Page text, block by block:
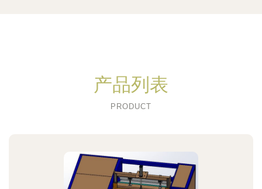
产品列表
PRODUCT